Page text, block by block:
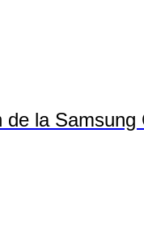
de la Samsung